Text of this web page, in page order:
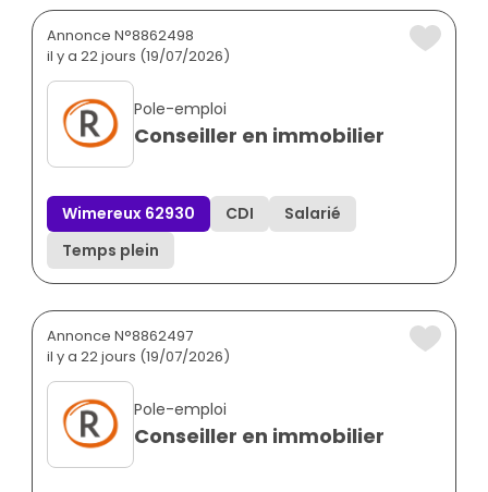
Annonce N°8862498
il y a 22 jours (19/07/2026)
Pole-emploi
Conseiller en immobilier
Wimereux 62930 CDI
Salarié
Temps plein
Annonce N°8862497
il y a 22 jours (19/07/2026)
Pole-emploi
Conseiller en immobilier